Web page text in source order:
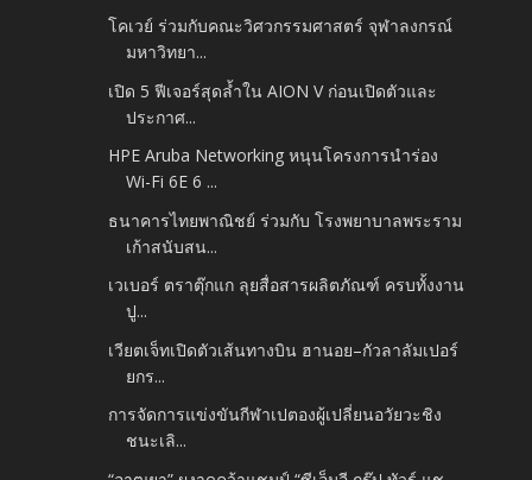
โคเวย์ ร่วมกับคณะวิศวกรรมศาสตร์ จุฬาลงกรณ์
มหาวิทยา...
เปิด 5 ฟีเจอร์สุดล้ำใน AION V ก่อนเปิดตัวและ
ประกาศ...
HPE Aruba Networking หนุนโครงการนำร่อง
Wi-Fi 6E 6 ...
ธนาคารไทยพาณิชย์ ร่วมกับ โรงพยาบาลพระราม
เก้าสนับสน...
เวเบอร์ ตราตุ๊กแก ลุยสื่อสารผลิตภัณฑ์ ครบทั้งงาน
ปู...
เวียตเจ็ทเปิดตัวเส้นทางบิน ฮานอย–กัวลาลัมเปอร์
ยกร...
การจัดการแข่งขันกีฬาเปตองผู้เปลี่ยนอวัยวะชิง
ชนะเลิ...